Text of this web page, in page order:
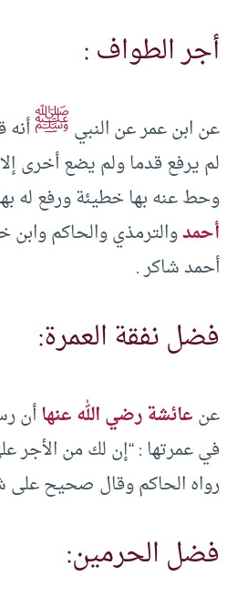
أجر الطواف :
عن ابن عمر عن النبيﷺ
لم يرفع قدما ولم يضع أخرى
وحط عنه بها خطيئة ورفع له
أحمدوالترمذي والحاكم
أحمد شاكر .
فضل نفقة العمرة:
عنعائشة رضي الله عنهاأن
في عمرتها : “إن لك من الأجر
رواه الحاكم وقال صحيح
فضل الحرمين: